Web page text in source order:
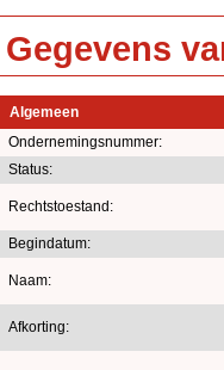
Gegevens
Algemeen
Ondernemingsnummer:
Status:
Rechtstoestand:
Begindatum:
Naam:
Afkorting: